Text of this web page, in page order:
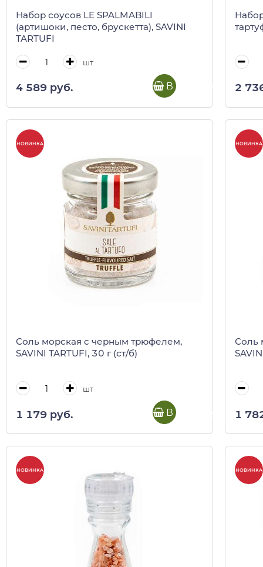
Набор соусов LE SPALMABILI
(артишоки, песто, брускетта), SAVINI
TARTUFI
шт
4 589 руб. В корзину 2
НОВИНКА
Соль морская c черным трюфелем,
SAVINI TARTUFI, 30 г (ст/б)
шт
1 179 руб. В корзину
НОВИНКА
Соль
1
НОВИНКА НОВИНКА